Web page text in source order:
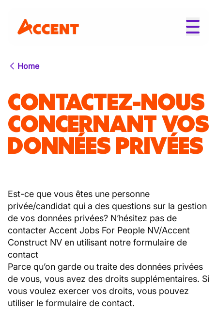
Home
CONTACTEZ-NOUS
CONCERNANT VOS
DONNÉES PRIVÉES
Est-ce que vous êtes une personne
privée/candidat qui a des questions sur la gestion
de vos données privées? N’hésitez pas de
contacter Accent Jobs For People NV/Accent
Construct NV en utilisant notre formulaire de
contact
Parce qu’on garde ou traite des données privées
de vous, vous avez des droits supplémentaires. Si
vous voulez exercer vos droits, vous pouvez
utiliser le formulaire de contact.